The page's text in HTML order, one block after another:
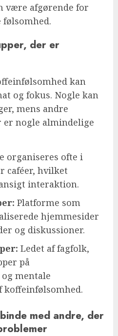
være afgørende for
der er
kan
og fokus. Nogle kan
mens andre
er nogle almindelige
organiseres ofte i
caféer, hvilket
interaktion.
Platforme som
hjemmesider
og diskussioner.
Ledet af fagfolk,
på
mentale
koffeinfølsomhed.
med andre, der